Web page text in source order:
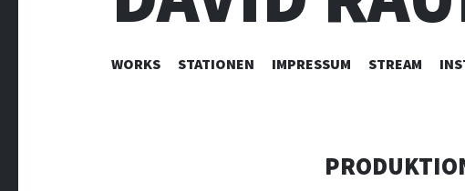
ZUM INHALT SPRINGEN
WORKS STATIONEN IMPRESSUM STREAM